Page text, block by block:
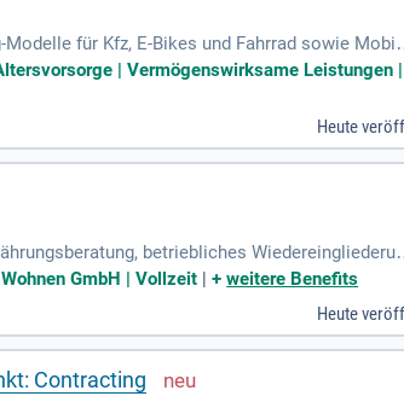
für Kfz, E-Bikes und Fahrrad sowie
und subventionierte Krankenzusatzversicher
| Vermögenswirksame Leistungen |
Heute
betriebliches
Weiterentwicklung: Förderung
GmbH | Vollzeit |+weitere Benefits
Heute
Contracting